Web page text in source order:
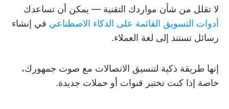
لا تقلل من شأن مواردك التقنية — يمكن أن تساعدك
أدوات التسويق القائمة على الذكاء الاصطناعي في إنشاء
رسائل تستند إلى لغة العملاء.
إنها طريقة ذكية لتنسيق الاتصالات مع صوت جمهورك،
خاصة إذا كنت تختبر قنوات أو حملات جديدة.